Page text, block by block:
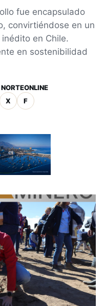
fue encapsulado
convirtiéndose en un
en Chile.
en sostenibilidad
X F